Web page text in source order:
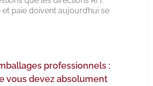
et paie doivent aujourd’hui se
professionnels :
vous devez absolument